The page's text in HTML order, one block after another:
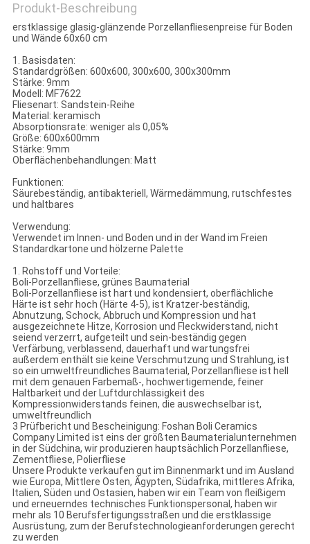
Produkt-Beschreibung
erstklassige glasig-glänzende Porzellanfliesenpreise für Boden
und Wände 60x60 cm
1. Basisdaten:
Standardgrößen: 600x600, 300x600, 300x300mm
Stärke: 9mm
Modell: MF7622
Fliesenart: Sandstein-Reihe
Material: keramisch
Absorptionsrate: weniger als 0,05%
Größe: 600x600mm
Stärke: 9mm
Oberflächenbehandlungen: Matt
Funktionen:
Säurebeständig, antibakteriell, Wärmedämmung, rutschfestes
und haltbares
Verwendung:
Verwendet im Innen- und Boden und in der Wand im Freien
Standardkartone und hölzerne Palette
1. Rohstoff und Vorteile:
Boli-Porzellanfliese, grünes Baumaterial
Boli-Porzellanfliese ist hart und kondensiert, oberflächliche
Härte ist sehr hoch (Härte 4-5), ist Kratzer-beständig,
Abnutzung, Schock, Abbruch und Kompression und hat
ausgezeichnete Hitze, Korrosion und Fleckwiderstand, nicht
seiend verzerrt, aufgeteilt und sein-beständig gegen
Verfärbung, verblassend, dauerhaft und wartungsfrei
außerdem enthält sie keine Verschmutzung und Strahlung, ist
so ein umweltfreundliches Baumaterial, Porzellanfliese ist hell
mit dem genauen Farbemaß-, hochwertigemende, feiner
Haltbarkeit und der Luftdurchlässigkeit des
Kompressionwiderstands feinen, die auswechselbar ist,
umweltfreundlich
3 Prüfbericht und Bescheinigung: Foshan Boli Ceramics
Company Limited ist eins der größten Baumaterialunternehmen
in der Südchina, wir produzieren hauptsächlich Porzellanfliese,
Zementfliese, Polierfliese
Unsere Produkte verkaufen gut im Binnenmarkt und im Ausland
wie Europa, Mittlere Osten, Ägypten, Südafrika, mittleres Afrika,
Italien, Süden und Ostasien, haben wir ein Team von fleißigem
und erneuerndes technisches Funktionspersonal, haben wir
mehr als 10 Berufsfertigungsstraßen und die erstklassige
Ausrüstung, zum der Berufstechnologieanforderungen gerecht
zu werden